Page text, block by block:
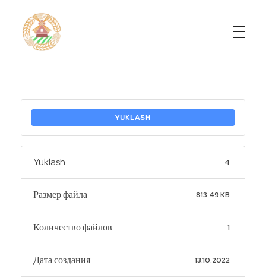
YUKLASH
Yuklash 4
Размер файла 813.49 KB
Количество файлов 1
Дата создания 13.10.2022